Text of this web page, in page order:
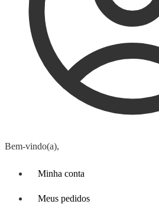
Bem-vindo(a),
Minha conta
Meus pedidos